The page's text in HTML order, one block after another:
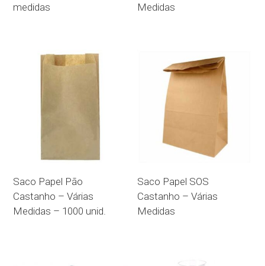
medidas
Medidas
Saco Papel Pão
Castanho – Várias
Medidas – 1000 unid.
Saco Papel SOS
Castanho – Várias
Medidas